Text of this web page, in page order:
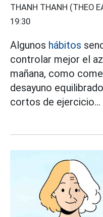
THANH THANH (THEO
19:30
Algunos hábitos
controlar mejor el
mañana, como
desayuno
cortos de ejercicio...